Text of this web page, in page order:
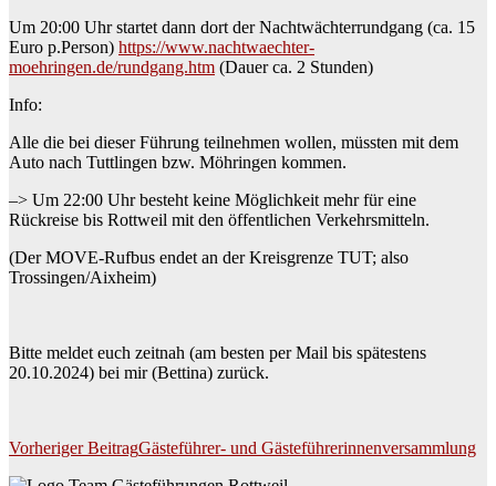
Um 20:00 Uhr startet dann dort der Nachtwächterrundgang (ca. 15
Euro p.Person) https://www.nachtwaechter-
moehringen.de/rundgang.htm (Dauer ca. 2 Stunden)
Info:
Alle die bei dieser Führung teilnehmen wollen, müssten mit dem
Auto nach Tuttlingen bzw. Möhringen kommen.
–> Um 22:00 Uhr besteht keine Möglichkeit mehr für eine
Rückreise bis Rottweil mit den öffentlichen Verkehrsmitteln.
(Der MOVE-Rufbus endet an der Kreisgrenze TUT; also
Trossingen/Aixheim)
Bitte meldet euch zeitnah (am besten per Mail bis spätestens
20.10.2024) bei mir (Bettina) zurück.
Beitragsnavigation
Vorheriger BeitragGästeführer- und Gästeführerinnenversammlung